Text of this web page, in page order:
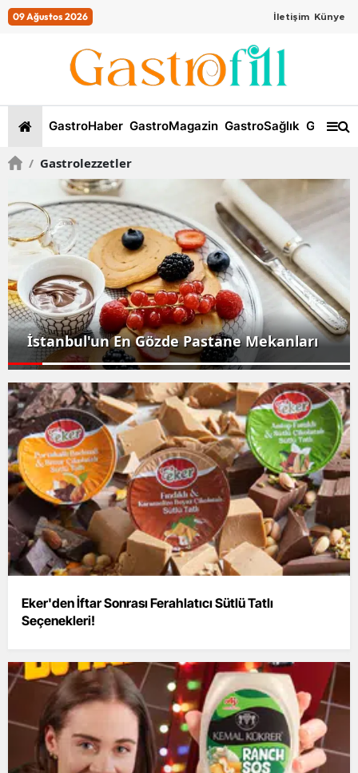
09 Ağustos 2026 İletişim Künye
GastroHaber GastroMagazin GastroSağlık
/ Gastrolezzetler
İstanbul'un En Gözde Pastane Mekanları
Eker'den İftar Sonrası Ferahlatıcı Sütlü Tatlı
Seçenekleri!